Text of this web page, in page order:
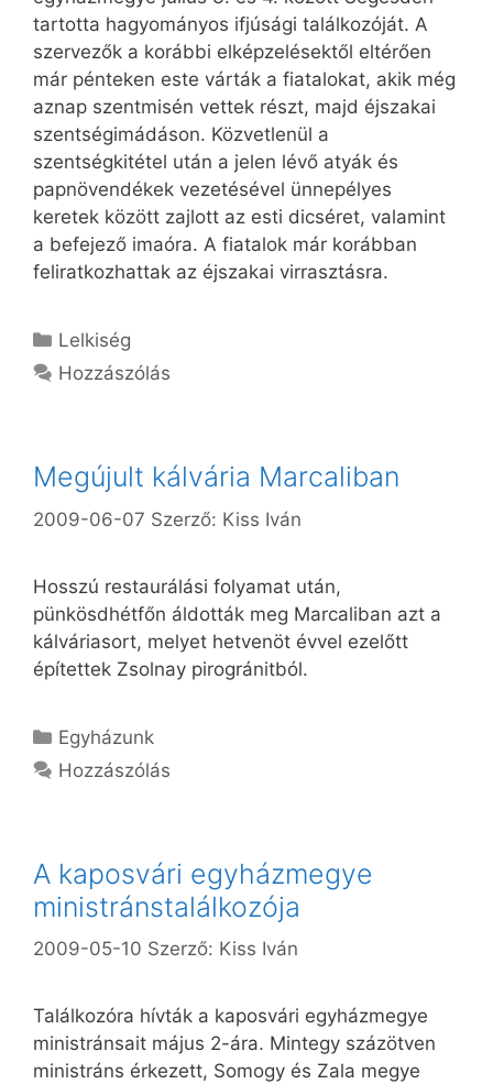
tartotta hagyományos ifjúsági találkozóját. A
szervezők a korábbi elképzelésektől eltérően
már pénteken este várták a fiatalokat, akik még
aznap szentmisén vettek részt, majd éjszakai
szentségimádáson. Közvetlenül a
szentségkitétel után a jelen lévő atyák és
papnövendékek vezetésével ünnepélyes
keretek között zajlott az esti dicséret, valamint
a befejező imaóra. A fiatalok már korábban
feliratkozhattak az éjszakai virrasztásra.
Kategória
Lelkiség
Hozzászólás
Megújult kálvária Marcaliban
2009-06-07 Szerző: Kiss Iván
Hosszú restaurálási folyamat után,
pünkösdhétfőn áldották meg Marcaliban azt a
kálváriasort, melyet hetvenöt évvel ezelőtt
építettek Zsolnay pirogránitból.
Kategória
Egyházunk
Hozzászólás
A kaposvári egyházmegye
ministránstalálkozója
2009-05-10 Szerző: Kiss Iván
Találkozóra hívták a kaposvári egyházmegye
ministránsait május 2-ára. Mintegy százötven
ministráns érkezett, Somogy és Zala megye